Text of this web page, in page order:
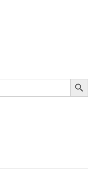
Search Button